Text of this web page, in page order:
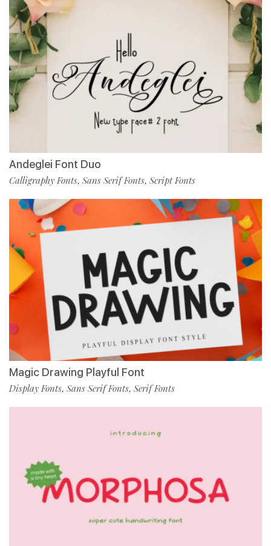
Andeglei Font Duo
Calligraphy Fonts, Sans Serif Fonts, Script Fonts
Magic Drawing Playful Font
Display Fonts, Sans Serif Fonts, Serif Fonts